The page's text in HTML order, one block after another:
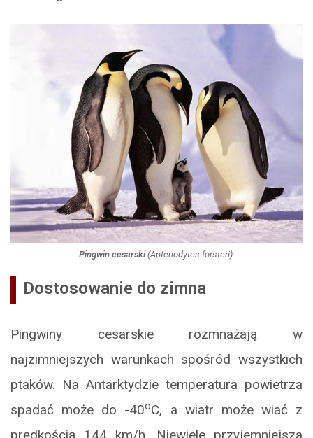
Pingwin cesarski(Aptenodytes forsteri).
Dostosowanie do zimna
Pingwiny cesarskie rozmnażają w
najzimniejszych warunkach spośród wszystkich
ptaków. Na Antarktydzie temperatura powietrza
spadać może do -40oC, a wiatr może wiać z